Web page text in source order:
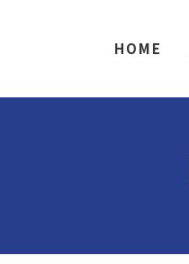
HOME